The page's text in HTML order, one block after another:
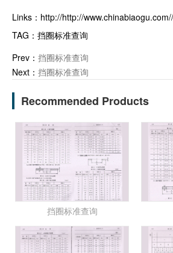
Links： http://http://
TAG： 挡圈标准查询
Prev： 挡圈标准查询
Next： 挡圈标准查询
Recommended Products
挡圈标准查询